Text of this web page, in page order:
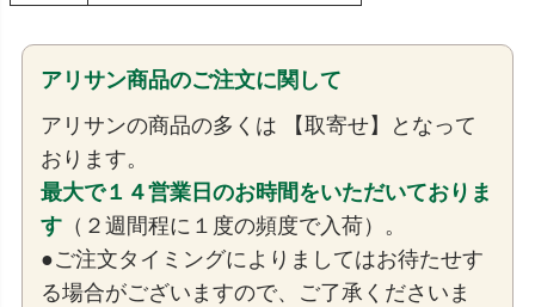
アリサン商品のご注文に関して
アリサンの商品の多くは 【取寄せ】となって
おります。
最大で１４営業日のお時間をいただいておりま
す （２週間程に１度の頻度で入荷）。
●ご注文タイミングによりましてはお待たせす
る場合がございますので、ご了承くださいま